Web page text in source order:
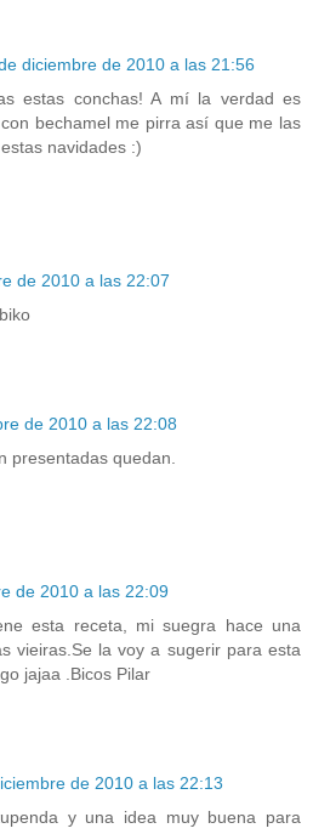
diciembre de 2010 a las 21:56
estas conchas! A mí la verdad es
bechamel me pirra así que me las
navidades :)
de 2010 a las 22:07
de 2010 a las 22:08
presentadas quedan.
de 2010 a las 22:09
esta receta, mi suegra hace una
vieiras.Se la voy a sugerir para esta
jajaa .Bicos Pilar
de 2010 a las 22:13
y una idea muy buena para